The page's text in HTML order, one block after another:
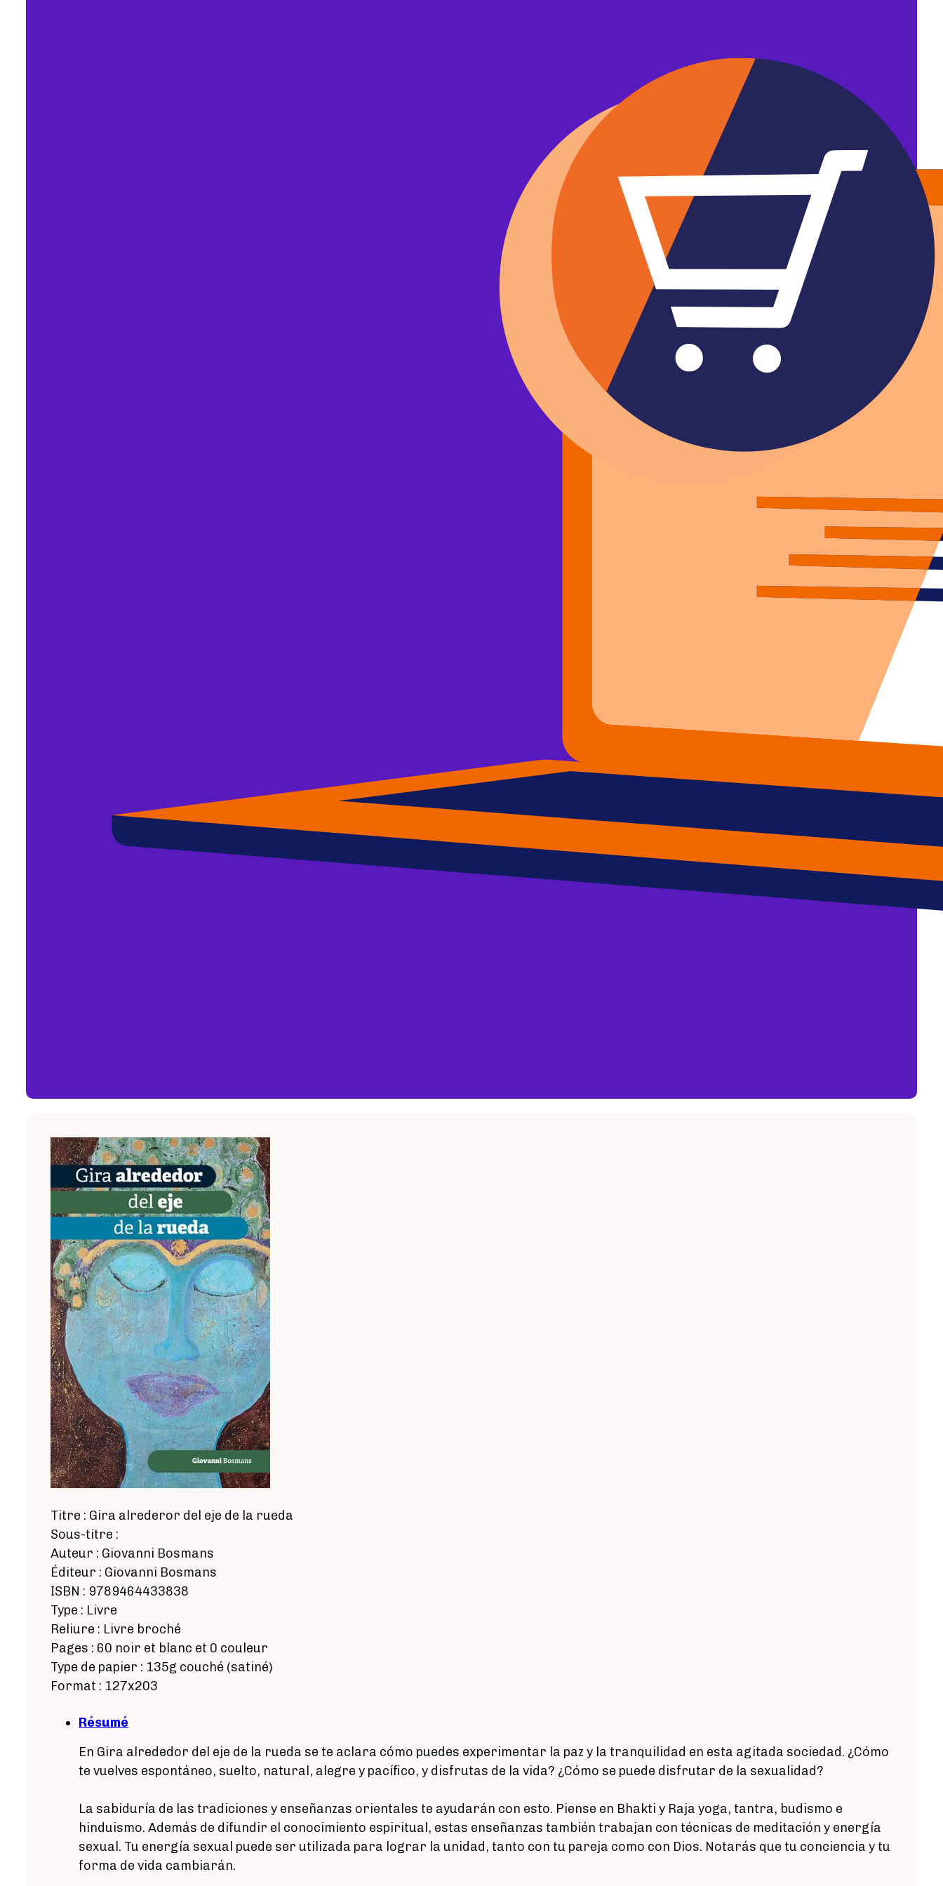
Titre : Gira alrederor del eje de la rueda
Sous-titre :
Auteur : Giovanni Bosmans
Éditeur : Giovanni Bosmans
ISBN : 9789464433838
Type : Livre
Reliure : Livre broché
Pages : 60 noir et blanc et 0 couleur
Type de papier : 135g couché (satiné)
Format : 127x203
Résumé
En Gira alrededor del eje de la rueda se te aclara cómo puedes experimentar la paz y la tranquilidad en esta agitada sociedad. ¿Cómo
te vuelves espontáneo, suelto, natural, alegre y pacífico, y disfrutas de la vida? ¿Cómo se puede disfrutar de la sexualidad?
La sabiduría de las tradiciones y enseñanzas orientales te ayudarán con esto. Piense en Bhakti y Raja yoga, tantra, budismo e
hinduismo. Además de difundir el conocimiento espiritual, estas enseñanzas también trabajan con técnicas de meditación y energía
sexual. Tu energía sexual puede ser utilizada para lograr la unidad, tanto con tu pareja como con Dios. Notarás que tu conciencia y tu
forma de vida cambiarán.